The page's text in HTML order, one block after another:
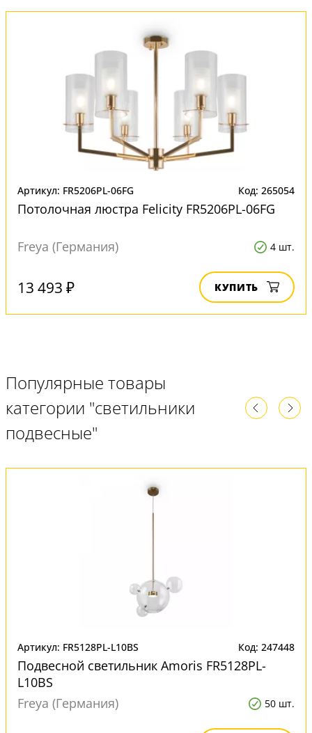
Артикул: FR5206PL-06FG Код: 265054
Потолочная люстра Felicity FR5206PL-06FG
Freya (Германия) 4 шт.
13 493 ₽ КУПИТЬ
Популярные товары
категории "светильники
подвесные"
Артикул: FR5128PL-L10BS Код: 247448
Подвесной светильник Amoris FR5128PL-
L10BS
Freya (Германия)
50 шт.